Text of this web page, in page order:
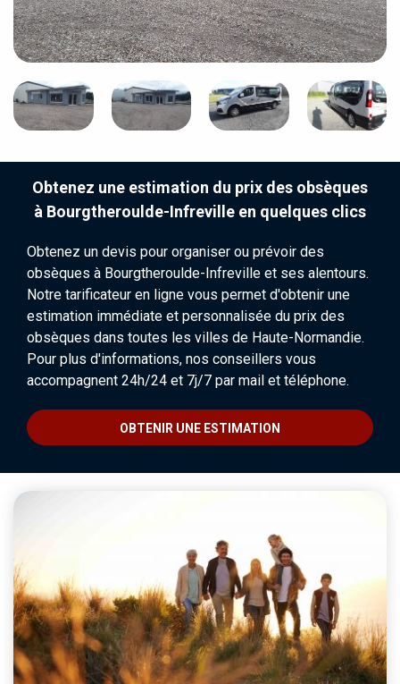
Obtenez une estimation du prix des obsèques
à Bourgtheroulde-Infreville en quelques clics
Obtenez un devis pour organiser ou prévoir des
obsèques à Bourgtheroulde-Infreville et ses alentours.
Notre tarificateur en ligne vous permet d'obtenir une
estimation immédiate et personnalisée du prix des
obsèques dans toutes les villes de Haute-Normandie.
Pour plus d'informations, nos conseillers vous
accompagnent 24h/24 et 7j/7 par mail et téléphone.
OBTENIR UNE ESTIMATION